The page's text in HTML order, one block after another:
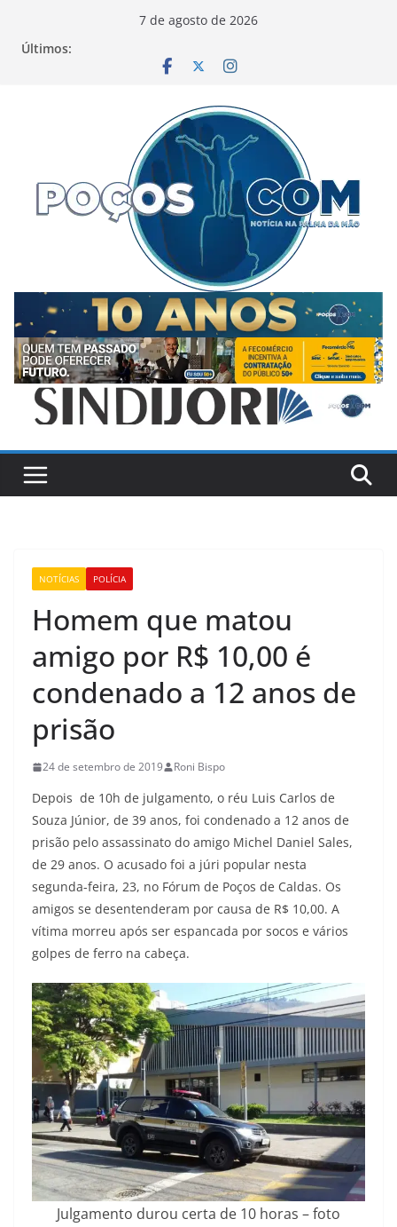
7 de agosto de 2026
Últimos:
NOTÍCIAS POLÍCIA
Homem que matou
amigo por R$ 10,00 é
condenado a 12 anos de
prisão
24 de setembro de 2019 Roni Bispo
Depois de 10h de julgamento, o réu Luis Carlos de
Souza Júnior, de 39 anos, foi condenado a 12 anos de
prisão pelo assassinato do amigo Michel Daniel Sales,
de 29 anos. O acusado foi a júri popular nesta
segunda-feira, 23, no Fórum de Poços de Caldas. Os
amigos se desentenderam por causa de R$ 10,00. A
vítima morreu após ser espancada por socos e vários
golpes de ferro na cabeça.
Julgamento durou certa de 10 horas – foto